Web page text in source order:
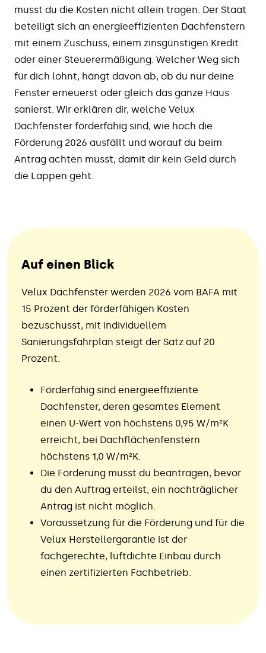
musst du die Kosten nicht allein tragen. Der Staat
beteiligt sich an energieeffizienten Dachfenstern
mit einem Zuschuss, einem zinsgünstigen Kredit
oder einer Steuerermäßigung. Welcher Weg sich
für dich lohnt, hängt davon ab, ob du nur deine
Fenster erneuerst oder gleich das ganze Haus
sanierst. Wir erklären dir, welche Velux
Dachfenster förderfähig sind, wie hoch die
Förderung 2026 ausfällt und worauf du beim
Antrag achten musst, damit dir kein Geld durch
die Lappen geht.
Auf einen Blick
Velux Dachfenster werden 2026 vom BAFA mit
15 Prozent der förderfähigen Kosten
bezuschusst, mit individuellem
Sanierungsfahrplan steigt der Satz auf 20
Prozent.
Förderfähig sind energieeffiziente
Dachfenster, deren gesamtes Element
einen U-Wert von höchstens 0,95 W/m²K
erreicht, bei Dachflächenfenstern
höchstens 1,0 W/m²K.
Die Förderung musst du beantragen, bevor
du den Auftrag erteilst, ein nachträglicher
Antrag ist nicht möglich.
Voraussetzung für die Förderung und für die
Velux Herstellergarantie ist der
fachgerechte, luftdichte Einbau durch
einen zertifizierten Fachbetrieb.